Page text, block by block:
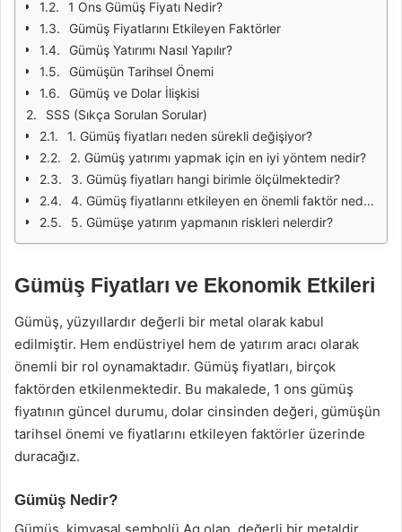
1 Ons Gümüş Fiyatı Nedir?
Gümüş Fiyatlarını Etkileyen Faktörler
Gümüş Yatırımı Nasıl Yapılır?
Gümüşün Tarihsel Önemi
Gümüş ve Dolar İlişkisi
SSS (Sıkça Sorulan Sorular)
1. Gümüş fiyatları neden sürekli değişiyor?
2. Gümüş yatırımı yapmak için en iyi yöntem nedir?
3. Gümüş fiyatları hangi birimle ölçülmektedir?
4. Gümüş fiyatlarını etkileyen en önemli faktör nedir?
5. Gümüşe yatırım yapmanın riskleri nelerdir?
Gümüş Fiyatları ve Ekonomik Etkileri
Gümüş, yüzyıllardır değerli bir metal olarak kabul
edilmiştir. Hem endüstriyel hem de yatırım aracı olarak
önemli bir rol oynamaktadır. Gümüş fiyatları, birçok
faktörden etkilenmektedir. Bu makalede, 1 ons gümüş
fiyatının güncel durumu, dolar cinsinden değeri, gümüşün
tarihsel önemi ve fiyatlarını etkileyen faktörler üzerinde
duracağız.
Gümüş Nedir?